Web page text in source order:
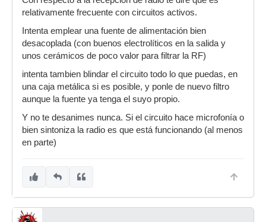
relativamente frecuente con circuitos activos.
Intenta emplear una fuente de alimentación bien
desacoplada (con buenos electrolíticos en la salida y
unos cerámicos de poco valor para filtrar la RF)
intenta tambien blindar el circuito todo lo que puedas, en
una caja metálica si es posible, y ponle de nuevo filtro
aunque la fuente ya tenga el suyo propio.
Y no te desanimes nunca. Si el circuito hace microfonía o
bien sintoniza la radio es que está funcionando (al menos
en parte)